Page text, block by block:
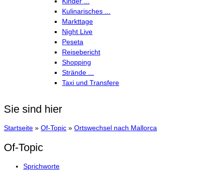
Kulinarisches ...
Markttage
Night Live
Peseta
Reisebericht
Shopping
Strände ...
Taxi und Transfere
Sie sind hier
Startseite » Of-Topic » Ortswechsel nach Mallorca
Of-Topic
Sprichworte